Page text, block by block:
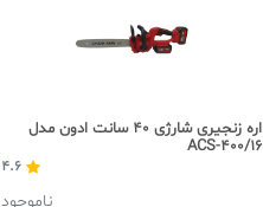
اره زنجیری شارژی 40 سانت ادون مدل
ACS-400/16
4.6
ناموجود